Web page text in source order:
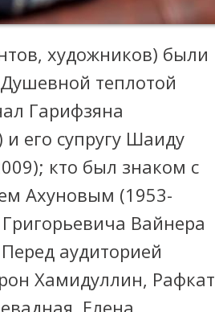
художников) были
теплотой
Гарифзяна
его супругу Шаиду
кто был знаком с
Ахуновым (1953-
Вайнера
аудиторией
Хамидуллин, Рафкат
Елена